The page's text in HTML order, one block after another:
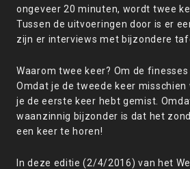
ongeveer 20 minuten, wordt twee
Tussen de uitvoeringen door is er
zijn er interviews met bijzondere
Waarom twee keer? Om de finesses
Omdat je de tweede keer misschien
je de eerste keer hebt gemist.
waanzinnig bijzonder is dat het
een keer te horen!
In deze editie (2/4/2016) van het